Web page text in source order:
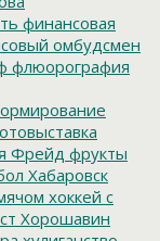
финансовая
омбудсмен
флюорография
Фрейд фрукты
Хабаровск
хоккей с
Хорошавин